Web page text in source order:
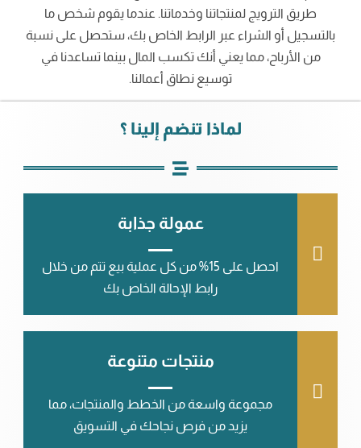
طريق الترويج لمنتجاتنا وخدماتنا. عندما يقوم شخص ما
بالتسجيل أو الشراء عبر الرابط الخاص بك، ستحصل على نسبة
من الأرباح، مما يعني أنك تكسب المال بينما تساعدنا في
توسيع نطاق أعمالنا.
لماذا تنضم إلينا ؟
عمولة جذابة
احصل على 15% من كل عملية بيع تتم من خلال
رابط الإحالة الخاص بك
منتجات متنوعة
مجموعة واسعة من الخطط والمنتجات، مما
يزيد من فرص نجاحك في التسويق